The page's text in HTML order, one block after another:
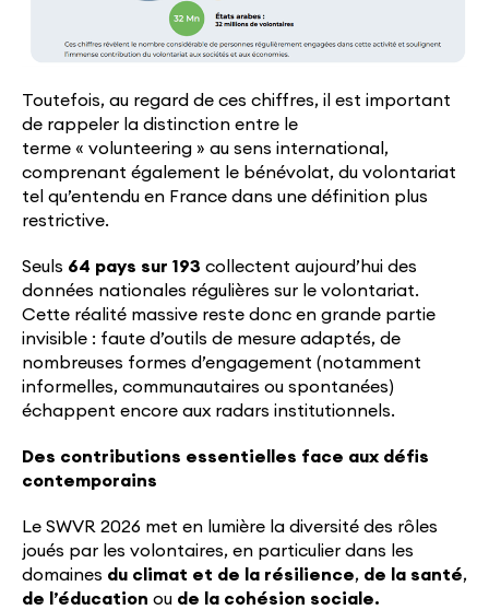
Toutefois, au regard de ces chiffres, il est important
de rappeler la distinction entre le
terme « volunteering » au sens international,
comprenant également le bénévolat, du volontariat
tel qu’entendu en France dans une définition plus
restrictive.
Seuls 64 pays sur 193 collectent aujourd’hui des
données nationales régulières sur le volontariat.
Cette réalité massive reste donc en grande partie
invisible : faute d’outils de mesure adaptés, de
nombreuses formes d’engagement (notamment
informelles, communautaires ou spontanées)
échappent encore aux radars institutionnels.
Des contributions essentielles face aux défis
contemporains
Le SWVR 2026 met en lumière la diversité des rôles
joués par les volontaires, en particulier dans les
domaines du climat et de la résilience, de la santé,
de l’éducation ou de la cohésion sociale.